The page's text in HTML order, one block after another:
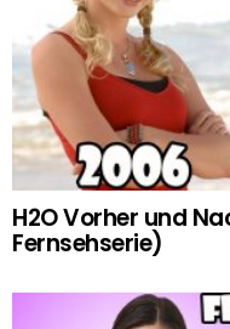
H2O Vorher und
Fernsehserie)